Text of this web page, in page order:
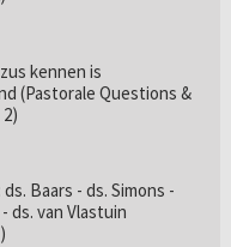
kennen is
(Pastorale Questions &
Baars - ds. Simons -
ds. van Vlastuin